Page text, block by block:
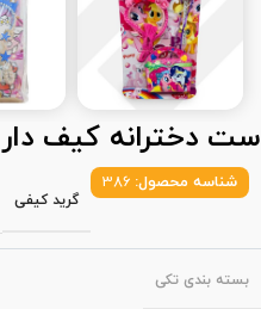
ست دخترانه کیف دار 3 طرح (36)
شناسه محصول: 386
گرید کیفی
بسته‌ بندی تکی